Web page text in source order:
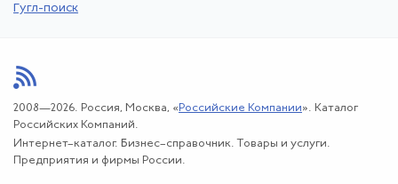
Гугл-поиск
2008—2026. Россия, Москва, « Российские Компании». Каталог
Российских Компаний.
Интернет–каталог. Бизнес–справочник. Товары и услуги.
Предприятия и фирмы России.